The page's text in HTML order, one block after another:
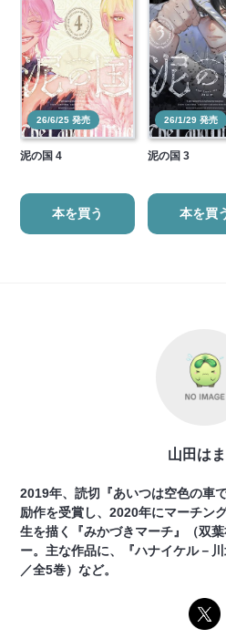
26/6/25 発売
泥の国 4
本を買う
26/1/29 発売
泥の国 3
本を買
山田は
2019年、読切『あいつは空色の車
励作を受賞し、2020年にマーチン
生を描く『みかづきマーチ』（双
ー。主な作品に、『ハナイケル－
／全5巻）など。